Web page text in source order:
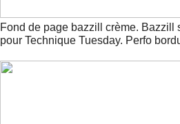
Fond de page bazzill crème. Bazzill
pour Technique Tuesday. Perfo